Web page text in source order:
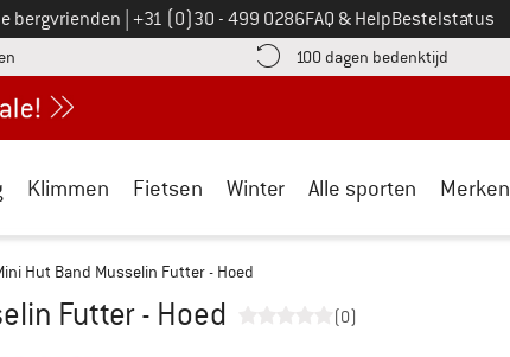
bergvrienden Bel ons op
+31 (0)30 - 499 0286FAQ & HelpBestelstatus
vind de betalingsinformatie hier! Opent in een infovak
100 dagen bedenktijd Vind
Klimmen Fietsen Winter Alle sporten Merken
Hut Band Musselin Futter - Hoed
Futter - Hoed (0)